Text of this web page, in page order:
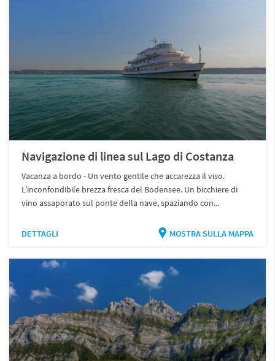
Navigazione di linea sul Lago di Costanza
Vacanza a bordo - Un vento gentile che accarezza il viso.
L’inconfondibile brezza fresca del Bodensee. Un bicchiere di
vino assaporato sul ponte della nave, spaziando con...
DETTAGLI MOSTRA SULLA MAPPA